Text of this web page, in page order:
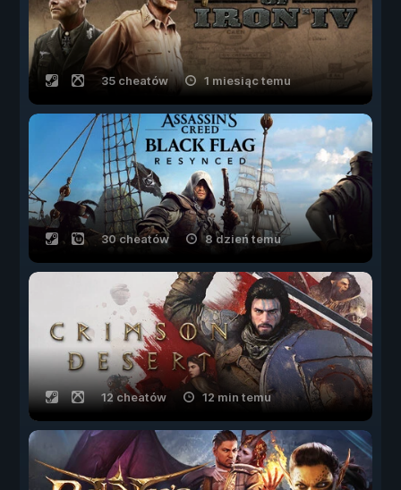
35 cheatów 1 miesiąc temu
30 cheatów 8 dzień temu
12 cheatów 12 min temu